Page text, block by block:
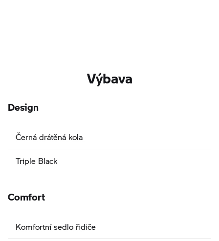
Výbava
Design
Černá drátěná kola
Triple Black
Comfort
Komfortní sedlo řidiče